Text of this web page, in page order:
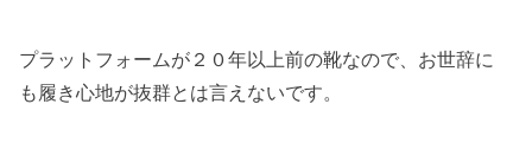
プラットフォームが２０年以上前の靴なので、お世辞に
も履き心地が抜群とは言えないです。